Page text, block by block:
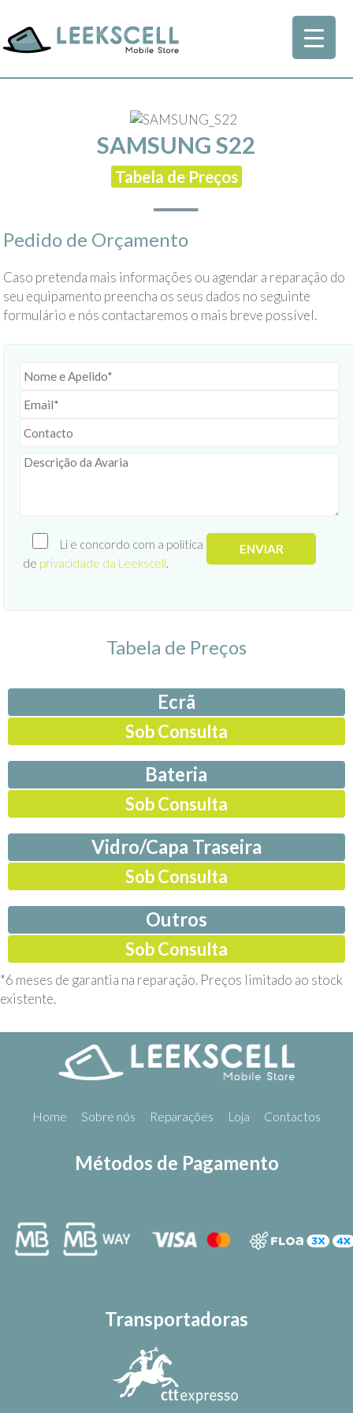
SAMSUNG S22
Tabela de Preços
Pedido de Orçamento
Caso pretenda mais informações ou agendar a reparação do
seu equipamento preencha os seus dados no seguinte
formulário e nós contactaremos o mais breve possível.
Li e concordo com a política
de privacidade da Leekscell.
Tabela de Preços
Ecrã
Sob Consulta
Bateria
Sob Consulta
Vidro/Capa Traseira
Sob Consulta
Outros
Sob Consulta
*6 meses de garantia na reparação. Preços limitado ao stock
existente.
Home Sobre nós Reparações Loja Contactos
Métodos de Pagamento
Transportadoras